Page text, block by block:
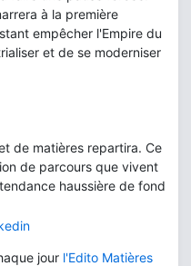
à la première
empêcher l'Empire du
et de se moderniser
de matières repartira. Ce
de parcours que vivent
haussière de fond
jour l'Edito Matières